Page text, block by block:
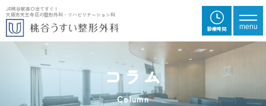
JR桃谷駅西口出てすぐ |
大阪市天王寺区の整形外科・リハビリテーション科
メニ
menu
診療時間
コラム
Column